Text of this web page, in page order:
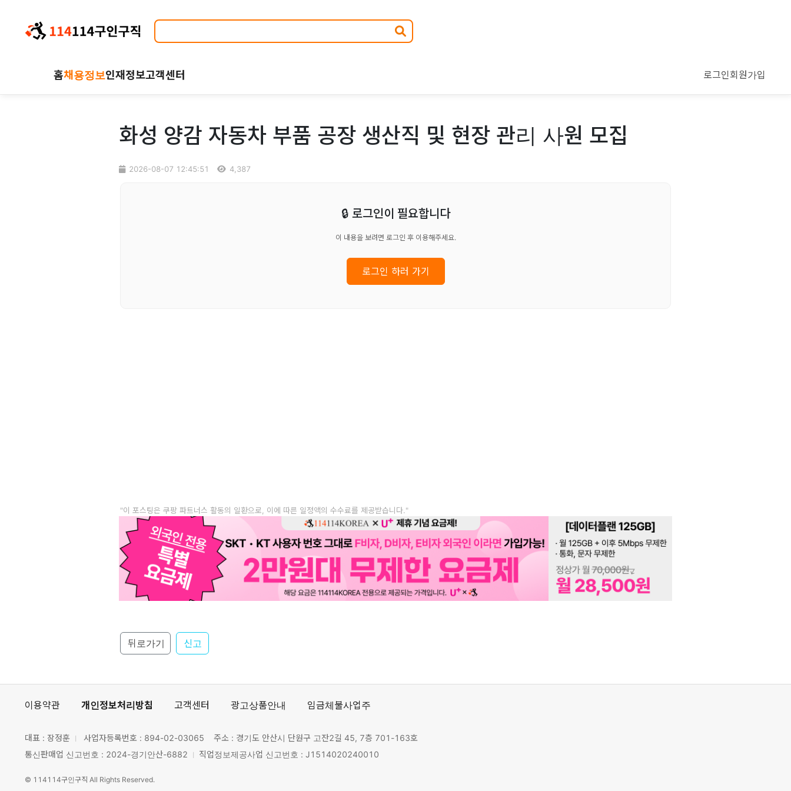
홈채용정보인재정보고객센터 로그인회원가입
화성 양감 자동차 부품 공장 생산직 및 현장 관리 사원 모집
2026-08-07 12:45:51 4,387
🔒 로그인이 필요합니다
이 내용을 보려면 로그인 후 이용해주세요.
로그인 하러 가기
"이 포스팅은 쿠팡 파트너스 활동의 일환으로, 이에 따른 일정액의 수수료를 제공받습니다."
뒤로가기 신고
이용약관 개인정보처리방침 고객센터 광고상품안내 임금체불사업주
대표 : 장정훈 사업자등록번호 : 894-02-03065
주소 : 경기도 안산시 단원구 고잔2길 45, 7층 701-163호
통신판매업 신고번호 : 2024-경기안산-6882
직업정보제공사업 신고번호 : J1514020240010
© 114114구인구직 All Rights Reserved.